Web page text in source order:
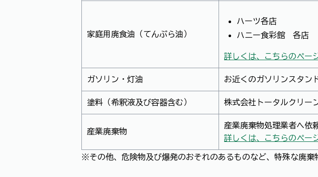
家庭用廃食油（てんぷら油）
ハーツ各店
ハニー食彩館 各店
詳しくは、こちらのペー
ガソリン・灯油 お近くのガソリンスタン
塗料（希釈液及び容器含む） 株式会社トータルクリー
産業廃棄物
産業廃棄物処理業者へ依
詳しくは、こちらのペー
※その他、危険物及び爆発のおそれのあるものなど、特殊な廃棄